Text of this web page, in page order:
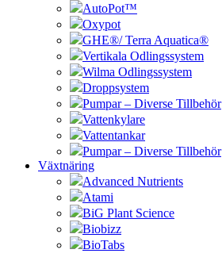
AutoPot™
Oxypot
GHE®/ Terra Aquatica®
Vertikala Odlingssystem
Wilma Odlingssystem
Droppsystem
Pumpar – Diverse Tillbehör
Vattenkylare
Vattentankar
Pumpar – Diverse Tillbehör
Växtnäring
Advanced Nutrients
Atami
BiG Plant Science
Biobizz
BioTabs